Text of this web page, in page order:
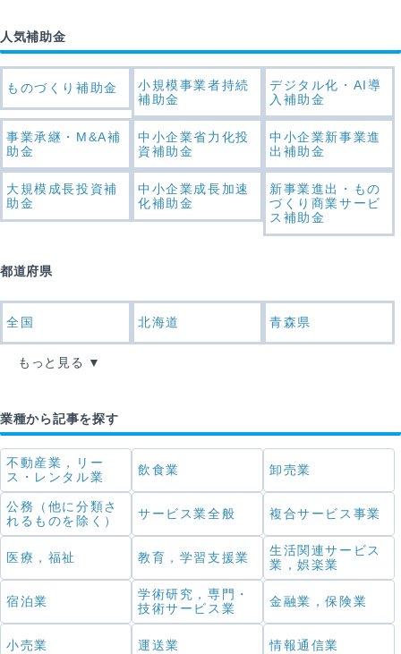
人気補助金
ものづくり補助金
小規模事業者持続
補助金
デジタル化・AI導
入補助金
事業承継・M&A補
助金
中小企業省力化投
資補助金
中小企業新事業進
出補助金
大規模成長投資補
助金
中小企業成長加速
化補助金
新事業進出・もの
づくり商業サービ
ス補助金
都道府県
全国 北海道 青森県
もっと見る
業種から記事を探す
不動産業，リー
ス・レンタル業
飲食業 卸売業
公務（他に分類さ
れるものを除く）
サービス業全般 複合サービス事業
医療，福祉 教育，学習支援業
生活関連サービス
業，娯楽業
宿泊業
学術研究，専門・
技術サービス業
金融業，保険業
小売業 運送業 情報通信業